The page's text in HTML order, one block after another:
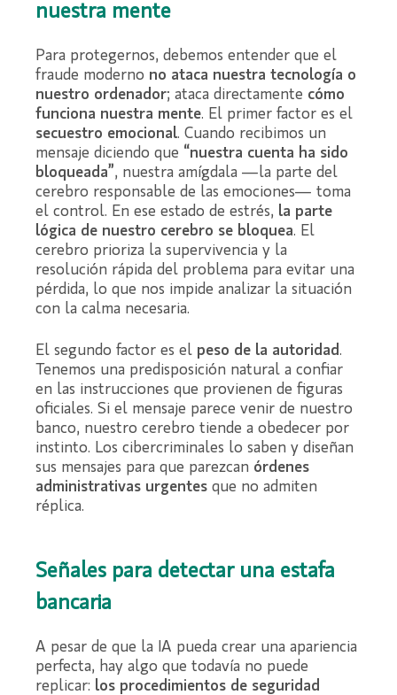
nuestra mente
Para protegernos, debemos entender que el
fraude moderno no ataca nuestra tecnología o
nuestro ordenador; ataca directamente cómo
funciona nuestra mente. El primer factor es el
secuestro emocional. Cuando recibimos un
mensaje diciendo que “nuestra cuenta ha sido
bloqueada”, nuestra amígdala —la parte del
cerebro responsable de las emociones— toma
el control. En ese estado de estrés, la parte
lógica de nuestro cerebro se bloquea. El
cerebro prioriza la supervivencia y la
resolución rápida del problema para evitar una
pérdida, lo que nos impide analizar la situación
con la calma necesaria.
El segundo factor es el peso de la autoridad.
Tenemos una predisposición natural a confiar
en las instrucciones que provienen de figuras
oficiales. Si el mensaje parece venir de nuestro
banco, nuestro cerebro tiende a obedecer por
instinto. Los cibercriminales lo saben y diseñan
sus mensajes para que parezcan órdenes
administrativas urgentes que no admiten
réplica.
Señales para detectar una estafa
bancaria
A pesar de que la IA pueda crear una apariencia
perfecta, hay algo que todavía no puede
replicar: los procedimientos de seguridad